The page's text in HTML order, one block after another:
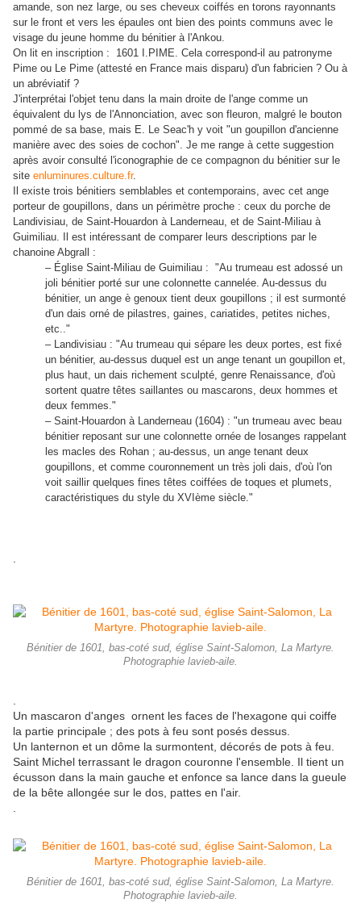
amande, son nez large, ou ses cheveux coiffés en torons rayonnants
sur le front et vers les épaules ont bien des points communs avec le
visage du jeune homme du bénitier à l'Ankou.
On lit en inscription : 1601 I.PIME. Cela correspond-il au patronyme
Pime ou Le Pime (attesté en France mais disparu) d'un fabricien ? Ou à
un abréviatif ?
J'interprétai l'objet tenu dans la main droite de l'ange comme un
équivalent du lys de l'Annonciation, avec son fleuron, malgré le bouton
pommé de sa base, mais E. Le Seac'h y voit "un goupillon d'ancienne
manière avec des soies de cochon". Je me range à cette suggestion
après avoir consulté l'iconographie de ce compagnon du bénitier sur le
site enluminures.culture.fr.
Il existe trois bénitiers semblables et contemporains, avec cet ange
porteur de goupillons, dans un périmètre proche : ceux du porche de
Landivisiau, de Saint-Houardon à Landerneau, et de Saint-Miliau à
Guimiliau. Il est intéressant de comparer leurs descriptions par le
chanoine Abgrall :
– Église Saint-Miliau de Guimiliau : "Au trumeau est adossé un
joli bénitier porté sur une colonnette cannelée. Au-dessus du
bénitier, un ange è genoux tient deux goupillons ; il est surmonté
d'un dais orné de pilastres, gaines, cariatides, petites niches,
etc.."
– Landivisiau : "Au trumeau qui sépare les deux portes, est fixé
un bénitier, au-dessus duquel est un ange tenant un goupillon et,
plus haut, un dais richement sculpté, genre Renaissance, d'où
sortent quatre têtes saillantes ou mascarons, deux hommes et
deux femmes."
– Saint-Houardon à Landerneau (1604) : "un trumeau avec beau
bénitier reposant sur une colonnette ornée de losanges rappelant
les macles des Rohan ; au-dessus, un ange tenant deux
goupillons, et comme couronnement un très joli dais, d'où l'on
voit saillir quelques fines têtes coiffées de toques et plumets,
caractéristiques du style du XVIème siècle."
Bénitier de 1601, bas-coté sud, église Saint-Salomon, La Martyre.
Photographie lavieb-aile.
Un mascaron d'anges ornent les faces de l'hexagone qui coiffe
la partie principale ; des pots à feu sont posés dessus.
Un lanternon et un dôme la surmontent, décorés de pots à feu.
Saint Michel terrassant le dragon couronne l'ensemble. Il tient un
écusson dans la main gauche et enfonce sa lance dans la gueule
de la bête allongée sur le dos, pattes en l'air.
Bénitier de 1601, bas-coté sud, église Saint-Salomon, La Martyre.
Photographie lavieb-aile.